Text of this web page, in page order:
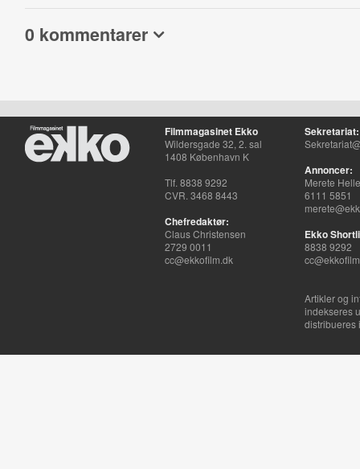
0 kommentarer
Filmmagasinet Ekko
Wildersgade 32, 2. sal
1408 København K
Tlf. 8838 9292
CVR. 3468 8443
Chefredaktør:
Claus Christensen
2729 0011
cc@ekkofilm.dk
Sekretariat:
Annoncer:
Merete
6111 5851
Ekko
8838 9292
Artikler og
indekseres
distribueres